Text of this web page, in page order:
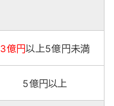
3億円以上5億円未満
5億円以上